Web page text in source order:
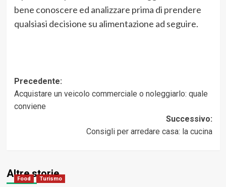
bene conoscere ed analizzare prima di prendere
qualsiasi decisione su alimentazione ad seguire.
Navigazione
articolo
Precedente:
Acquistare un veicolo commerciale o noleggiarlo: quale
conviene
Successivo:
Consigli per arredare casa: la cucina
Altre storie
Food Turismo